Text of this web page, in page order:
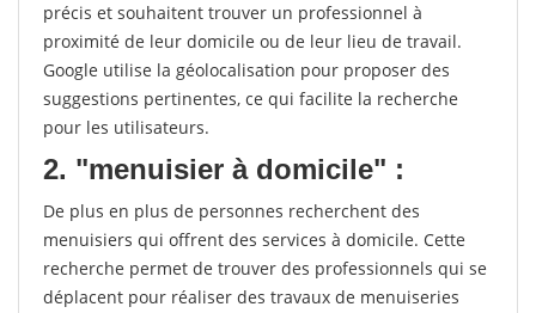
précis et souhaitent trouver un professionnel à
proximité de leur domicile ou de leur lieu de travail.
Google utilise la géolocalisation pour proposer des
suggestions pertinentes, ce qui facilite la recherche
pour les utilisateurs.
2. "menuisier à domicile" :
De plus en plus de personnes recherchent des
menuisiers qui offrent des services à domicile. Cette
recherche permet de trouver des professionnels qui se
déplacent pour réaliser des travaux de menuiseries